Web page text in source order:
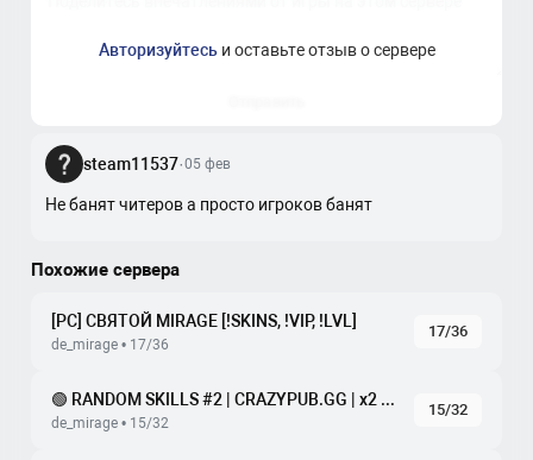
Авторизуйтесьи оставьте отзыв о сервере
steam11537·05 фев
Не банят читеров а просто игроков банят
Похожие сервера
[РС] СВЯТОЙ MIRAGE [!SKINS, !VIP, !LVL]
de_mirage • 17/36
17/36
🟢 RANDOM SKILLS #2 | CRAZYPUB.GG | x2 DROP SKINS
de_mirage • 15/32
15/32